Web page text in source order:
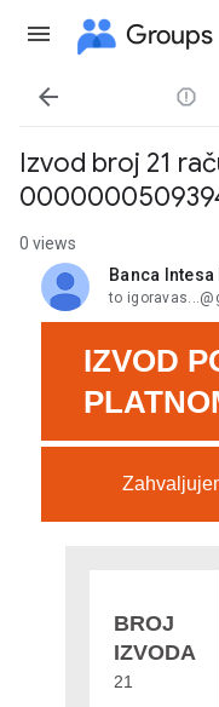
Groups

Izvod broj 21
0 views
Banca
unread,
to
IZVOD
BROJ
IZVODA
21